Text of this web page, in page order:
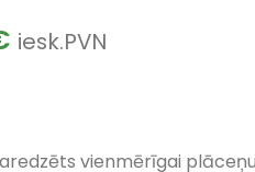
iesk.PVN
vienmērīgai